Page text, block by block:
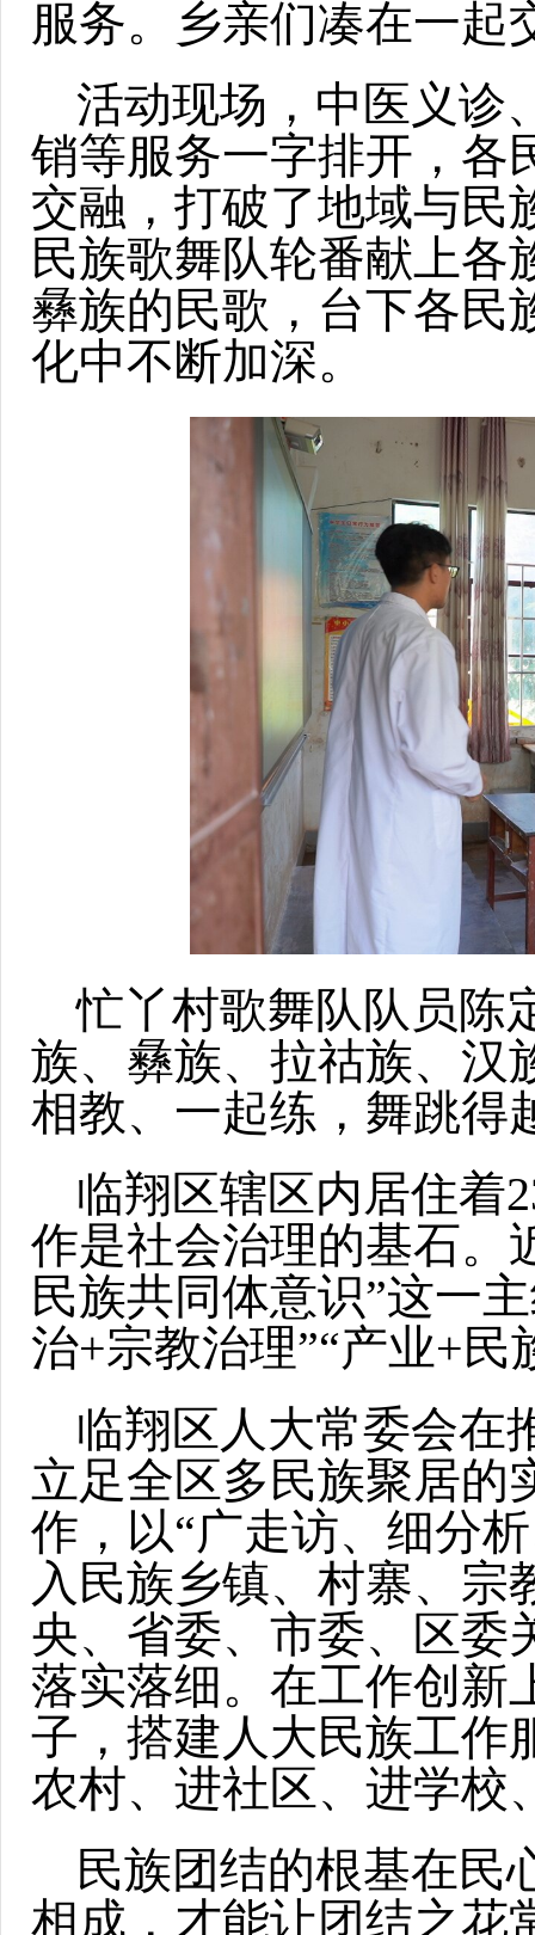
服务。乡亲们凑在一起
活动现场，中医义诊
销等服务一字排开，各
交融，打破了地域与民
民族歌舞队轮番献上各
彝族的民歌，台下各民
化中不断加深。
忙丫村歌舞队队员陈
族、彝族、拉祜族、汉
相教、一起练，舞跳得
临翔区辖区内居住着
作是社会治理的基石。
民族共同体意识”这一
治+宗教治理”“产业+
临翔区人大常委会在
立足全区多民族聚居的
作，以“广走访、细分
入民族乡镇、村寨、宗
央、省委、市委、区委
落实落细。在工作创新
子，搭建人大民族工作
农村、进社区、进学校
民族团结的根基在民
相成，才能让团结之花